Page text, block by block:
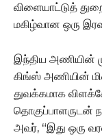
விளையாட்டுத்
மகிழ்வான ஒரு
இந்திய அணியின்
கிங்ஸ் அணியின்
துவக்கமாக
தொகுப்பாளருடன்
அவர், “இது ஒரு